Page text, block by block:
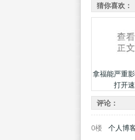
猜你喜欢：
拿福能严重
打开
评论：
0楼 个人博